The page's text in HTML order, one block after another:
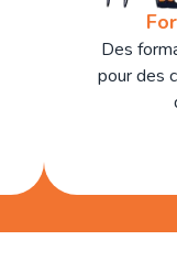
Des
pour des